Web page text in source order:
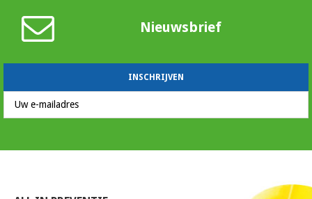
Nieuwsbrief